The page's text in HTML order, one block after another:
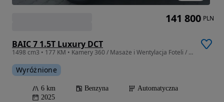
BAIC 7 1.5T Luxury DCT
1498 cm3 • 177 KM • Kamery 360 / Masaże i Wentylacja Foteli / el. Klapa / Szyberdach
Wyróżnione
6 km Benzyna
Automatyczna
2025
141 800 PLN